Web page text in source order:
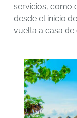
servicios, como
desde el inicio
vuelta a casa de